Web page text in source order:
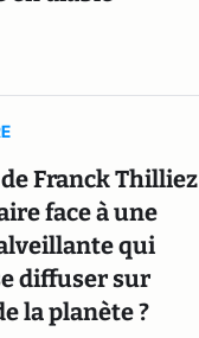
Franck Thilliez
face à une
qui
diffuser sur
la planète ?